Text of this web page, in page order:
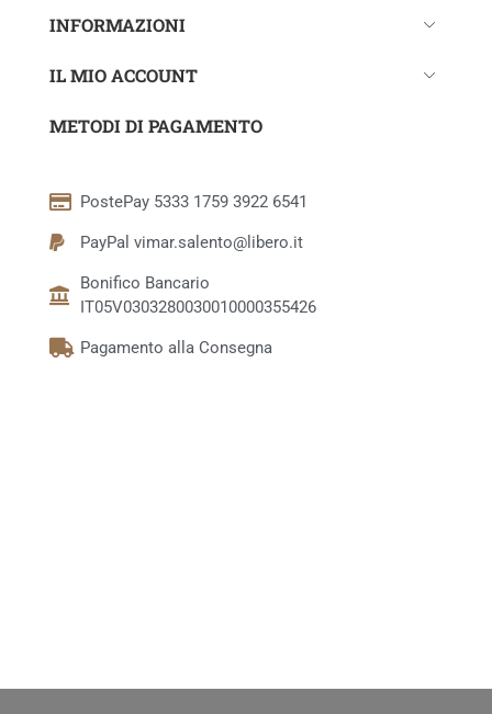
INFORMAZIONI
IL MIO ACCOUNT
METODI DI PAGAMENTO
PostePay 5333 1759 3922 6541
PayPal vimar.salento@libero.it
Bonifico Bancario
IT05V0303280030010000355426
Pagamento alla Consegna